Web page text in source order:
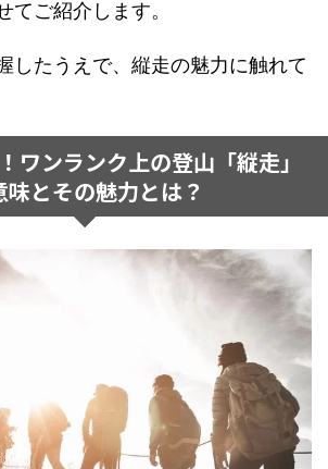
てご紹介します。
したうえで、縦走の魅力に触れて
ワンランク上の登山「縦走」
味とその魅力とは？